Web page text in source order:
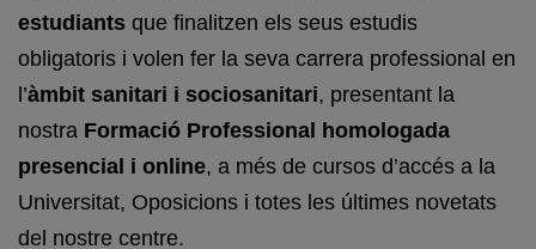
estudiants que finalitzen els seus estudis
obligatoris i volen fer la seva carrera professional en
l’àmbit sanitari i sociosanitari, presentant la
nostra Formació Professional homologada
presencial i online, a més de cursos d’accés a la
Universitat, Oposicions i totes les últimes novetats
del nostre centre.